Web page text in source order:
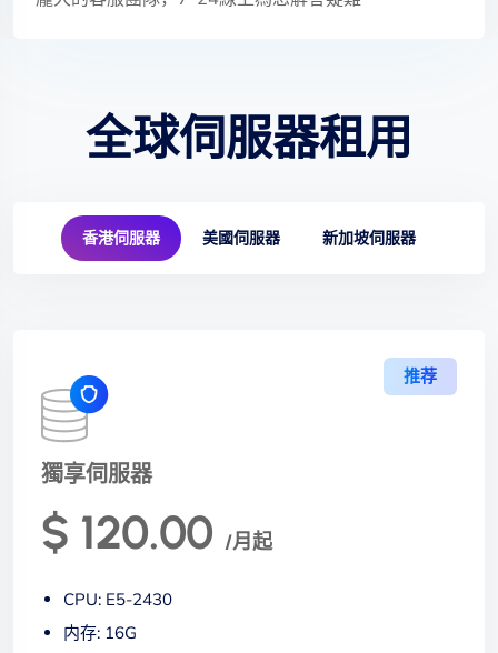
全球伺服器租用
香港伺服器 美國伺服器 新加坡伺服器
推荐
獨享伺服器
$ 120.00 /月起
CPU: E5-2430
内存: 16G